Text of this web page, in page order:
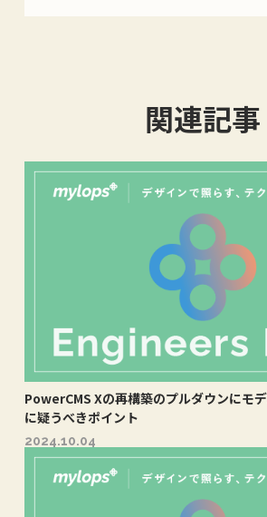
関連記事
PowerCMS Xの再構築のプルダウンにモ
に疑うべきポイント
2024.10.04